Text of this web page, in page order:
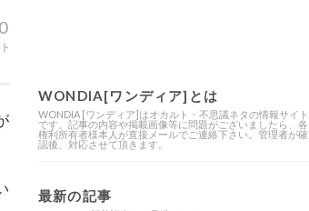
0
WONDIA[ワンディア]とは
WONDIA [ワンディア]はオカルト・不思議ネタの情報サイト
です。記事の内容や掲載画像等に問題がございましたら、各
権利所有者様本人が直接メールでご連絡下さい。管理者が確
認後、対応させて頂きます。
最新の記事